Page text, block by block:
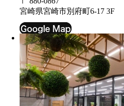
宮崎県宮崎市別府町6-17 3F
Google Map